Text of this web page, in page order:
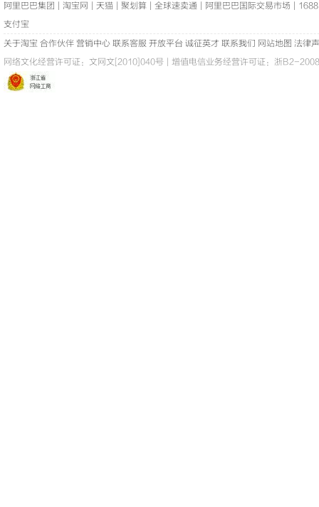
阿里巴巴集团 淘宝网 天猫 聚划算 全球速卖通 阿里巴巴国际交易市场
1688
支付宝
关于淘宝 合作伙伴 营销中心 联系客服 开放平台 诚征英才 联系我们 网站地图 法律
网络文化经营许可证： 文网文[2010]040号 增值电信业务经营许可证：浙B2-